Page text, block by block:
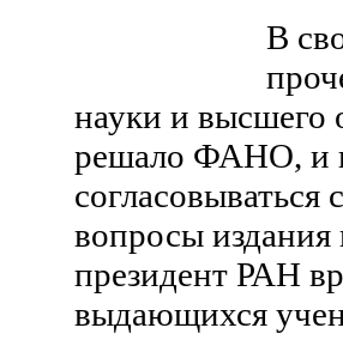
В
науки и высшего
решало ФАНО, и
вопросы
президент РАН
выдающихся